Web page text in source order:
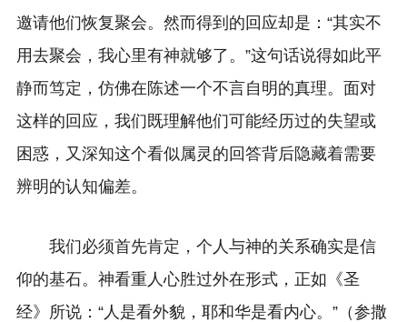
邀请他们恢复聚会。然而得到的回应却是：“其实不
用去聚会，我心里有神就够了。”这句话说得如此平
静而笃定，仿佛在陈述一个不言自明的真理。面对
这样的回应，我们既理解他们可能经历过的失望或
困惑，又深知这个看似属灵的回答背后隐藏着需要
辨明的认知偏差。
我们必须首先肯定，个人与神的关系确实是信
仰的基石。神看重人心胜过外在形式，正如《圣
经》所说：“人是看外貌，耶和华是看内心。”（参撒